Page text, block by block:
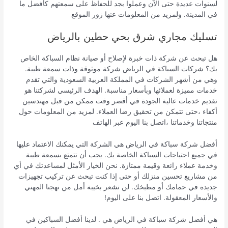
لسنوات عديدة حتى الآن وعملوا بجد للحفاظ على سمعتهم كأفضل ما
في المدينة. ولمزيد من المعلومات عنها زور الموقع
تسليك مجاري شرق بحي حطين بالرياض
هل تبحث عن شركة ذات خبرة لإصلاح أو صيانة نظام السباكة الخاص
بك؟ شركات السباكة في الرياض شركة موثوقة وذات سمعة طيبة.
وهي من أشهر الشركات في المملكة العربية السعودية والتي تقدم
خدمات مميزة لعملائها وبأسعار مناسبة. الهدف الرئيسي لشركتنا هو
تقديم خدمات عالية الجودة في أقصر وقت ممكن من قبل مهندسين
أكفاء ،حتى تتمكن من تحقيق رضا العملاء. لمزيد من المعلومات حول
منتجاتنا وخدماتنا ،اتصل بنا اليوم عبر الهاتف
أفضل شركة سباكة في الرياض هي الشركة التي يمكنك الاعتماد عليها
في جميع احتياجات السباكة الخاصة بك. يجب أن تتمتع بسمعة طيبة
وخدمة عملاء رائعة وقيمة ممتازة. نحن الخيار الأمثل لمساعدتك في أي
من مشاريع تحسين منزلك أو حتى إذا كنت تبحث عن تركيب تجهيزات
جديدة في حمامك أو مطبخك. لن تشعر بخيبة أمل من نهجنا المهني
والأسعار المعقولة. اتصل بنا على اليوم!
هي أفضل شركة سباكة في الرياض هي . لدينا أفضل السباكين في